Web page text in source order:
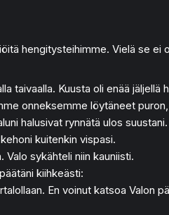
hengitysteihimme. Vielä se ei
taivaalla. Kuusta oli enää jäljellä
onneksemme löytäneet
halusivat rynnätä ulos
kuitenkin vispasi.
sykähteli niin kauniisti.
kiihkeästi:
En voinut katsoa Valon